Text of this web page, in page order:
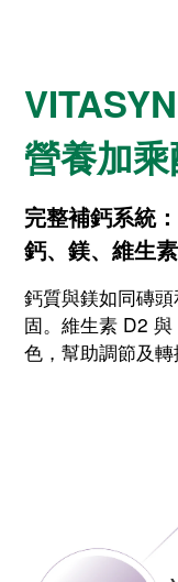
營養加
完整補鈣系統：
鈣、鎂、維生
鈣質與鎂如同磚
固。維生素 D2
色，幫助調節及轉